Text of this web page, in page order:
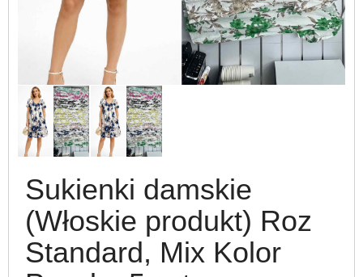
Sukienki damskie
(Włoskie produkt) Roz
Standard, Mix Kolor